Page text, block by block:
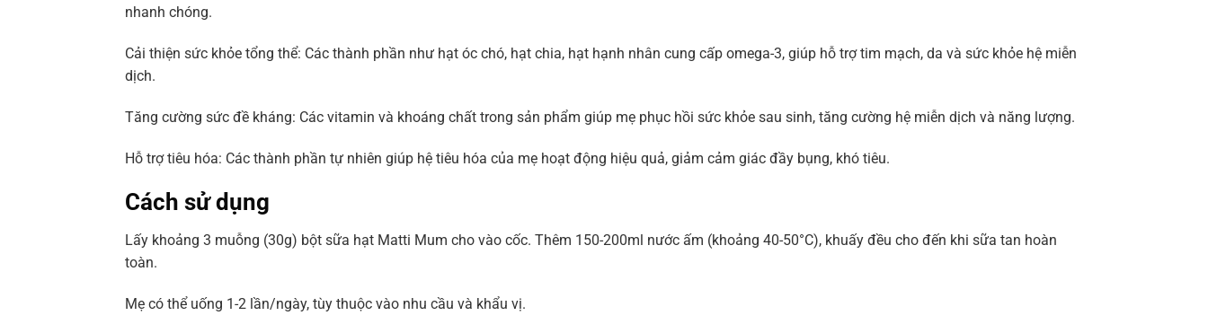
nhanh chóng.
Cải thiện sức khỏe tổng thể: Các thành phần như hạt óc chó, hạt chia, hạt hạnh nhân cung cấp omega-3, giúp hỗ trợ tim mạch, da và sức khỏe hệ miễn
dịch.
Tăng cường sức đề kháng: Các vitamin và khoáng chất trong sản phẩm giúp mẹ phục hồi sức khỏe sau sinh, tăng cường hệ miễn dịch và năng lượng.
Hỗ trợ tiêu hóa: Các thành phần tự nhiên giúp hệ tiêu hóa của mẹ hoạt động hiệu quả, giảm cảm giác đầy bụng, khó tiêu.
Cách sử dụng
Lấy khoảng 3 muỗng (30g) bột sữa hạt Matti Mum cho vào cốc. Thêm 150-200ml nước ấm (khoảng 40-50°C), khuấy đều cho đến khi sữa tan hoàn
toàn.
Mẹ có thể uống 1-2 lần/ngày, tùy thuộc vào nhu cầu và khẩu vị.